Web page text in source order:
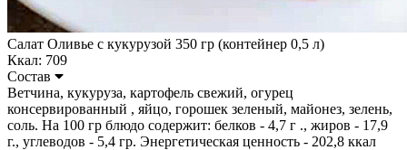
Салат Оливье с кукурузой 350 гр (контейнер 0,5 л)
Ккал: 709
Состав
Ветчина, кукуруза, картофель свежий, огурец
консервированный , яйцо, горошек зеленый, майонез, зелень,
соль. На 100 гр блюдо содержит: белков - 4,7 г ., жиров - 17,9
г., углеводов - 5,4 гр. Энергетическая ценность - 202,8 ккал